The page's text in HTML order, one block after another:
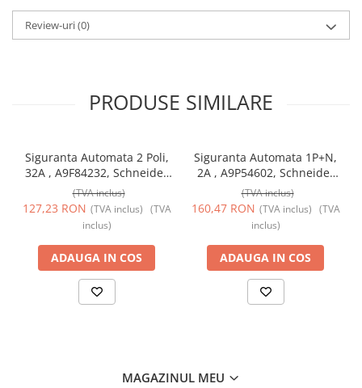
Review-uri(0)
PRODUSE SIMILARE
Siguranta Automata 2 Poli,
32A , A9F84232, Schneider
Electric
(TVA inclus)
127,23 RON (TVA inclus) (TVA
inclus)
ADAUGA IN COS
Siguranta Automata 1P+N,
2A , A9P54602, Schneider
Electric
(TVA inclus)
160,47 RON (TVA inclus) (TVA
inclus)
ADAUGA IN COS
MAGAZINUL MEU